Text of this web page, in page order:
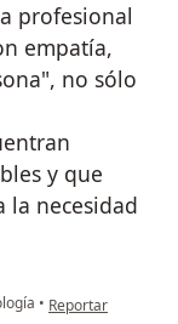
profesional
empatía,
no sólo
y que
la necesidad
• en opinión del
Reportar